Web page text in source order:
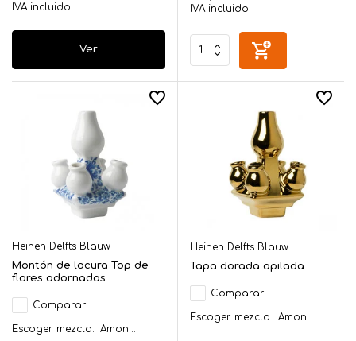
IVA incluido
Ver
IVA incluido
Heinen Delfts Blauw
Montón de locura Top de
flores adornadas
Comparar
Escoger. mezcla. ¡Amon...
Heinen Delfts Blauw
Tapa dorada apilada
Comparar
Escoger. mezcla. ¡Amon...